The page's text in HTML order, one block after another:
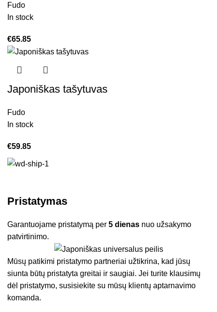
Fudo
In stock
€65.85
Japoniškas tašytuvas
Fudo
In stock
€59.85
Pristatymas
Garantuojame pristatymą per5 dienas nuo užsakymo
patvirtinimo.
Mūsų patikimi pristatymo partneriai užtikrina, kad jūsų
siunta būtų pristatyta greitai ir saugiai. Jei turite klausimų
dėl pristatymo, susisiekite su mūsų klientų aptarnavimo
komanda.